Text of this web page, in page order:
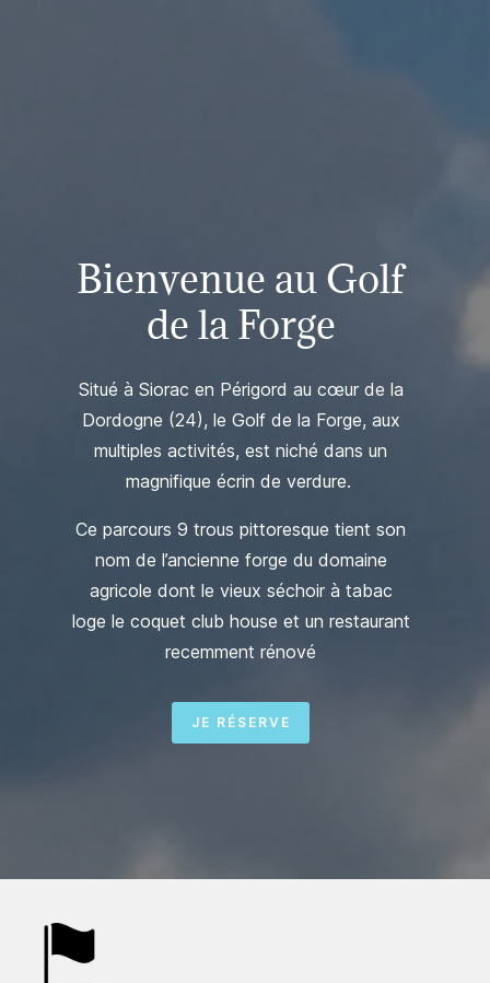
Bienvenue au Golf
de la Forge
Situé à Siorac en Périgord au cœur de la
Dordogne (24), le Golf de la Forge, aux
multiples activités, est niché dans un
magnifique écrin de verdure.
Ce parcours 9 trous pittoresque tient son
nom de l’ancienne forge du domaine
agricole dont le vieux séchoir à tabac
loge le coquet club house et un restaurant
recemment rénové
JE RÉSERVE